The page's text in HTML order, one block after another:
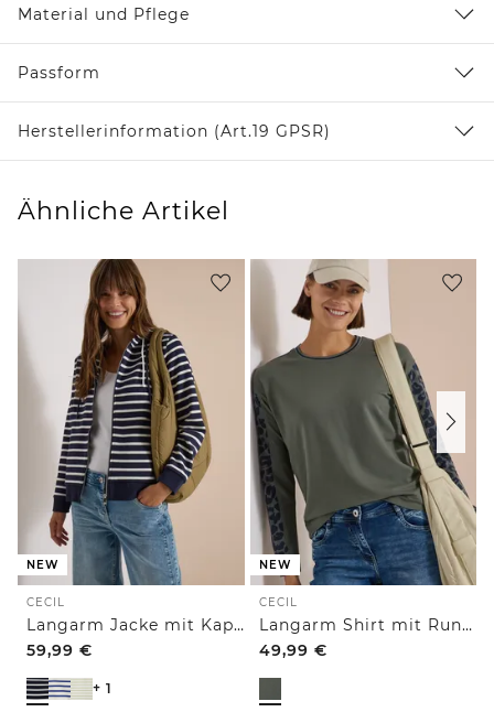
Material und Pflege
Passform
Herstellerinformation (Art.19 GPSR)
Ähnliche Artikel
NEW
CECIL
Langarm Jacke mit Kapuze und Struktur
59,99 €
+ 1
NEW
CECIL
Langarm Shirt mit Rundhals und Leo-Details
49,99 €